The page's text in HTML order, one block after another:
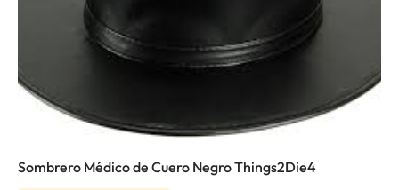
Sombrero Médico de Cuero Negro Things2Die4